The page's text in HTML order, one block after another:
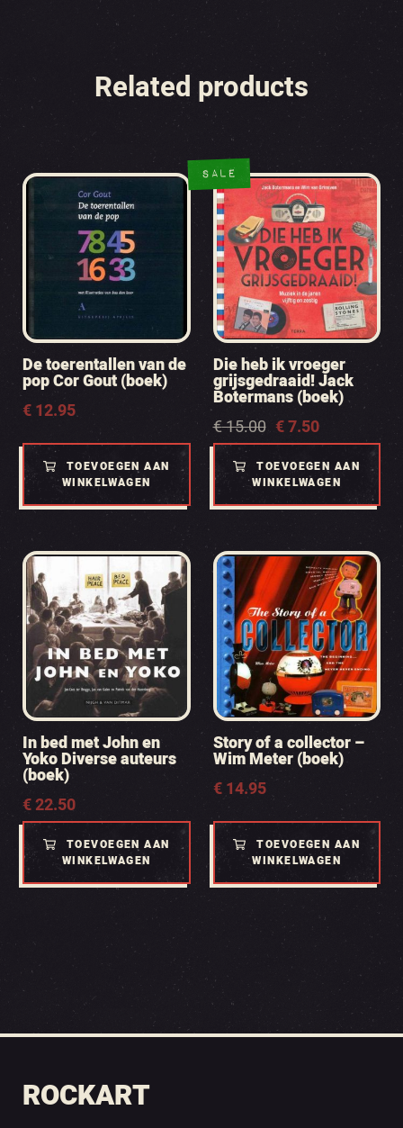
Related products
De toerentallen van de
pop Cor Gout (boek)
€12.95
TOEVOEGEN AAN
WINKELWAGEN
SALE
Die heb ik vroeger
grijsgedraaid! Jack
Botermans (boek)
€15.00
Oorspronkelijke
prijs
was:
€ 15.00.
€7.50
Huidige
prijs
€ 7.50.
TOEVOEGEN AAN
WINKELWAGEN
In bed met John en
Yoko Diverse auteurs
(boek)
€22.50
TOEVOEGEN AAN
WINKELWAGEN
Story of a collector –
Wim Meter (boek)
€14.95
TOEVOEGEN AAN
WINKELWAGEN
ROCKART